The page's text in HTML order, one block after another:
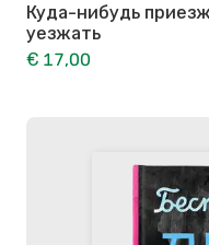
Куда-нибудь
уезжать
€ 17,00